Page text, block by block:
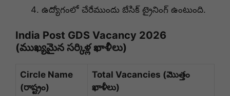
ఉద్యోగంలో చేరేముందు బేసిక్ ట్రైనింగ్ ఉంటుంది.
India Post GDS Vacancy 2026
(ముఖ్యమైన సర్కిళ్ల ఖాళీలు)
Circle Name
(రాష్ట్రం)
Total Vacancies (మొత్తం
ఖాళీలు)